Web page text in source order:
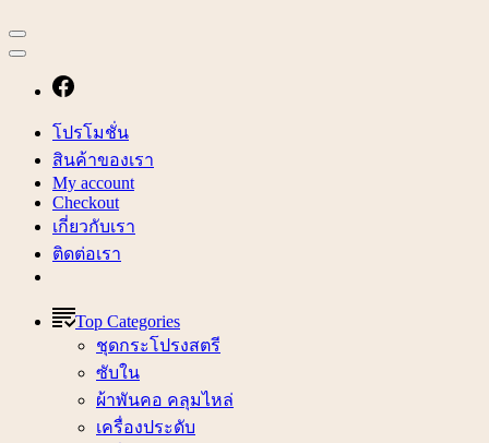
โปรโมชั่น
สินค้าของเรา
My account
Checkout
เกี่ยวกับเรา
ติดต่อเรา
Top Categories
ชุดกระโปรงสตรี
ซับใน
ผ้าพันคอ คลุมไหล่
เครื่องประดับ